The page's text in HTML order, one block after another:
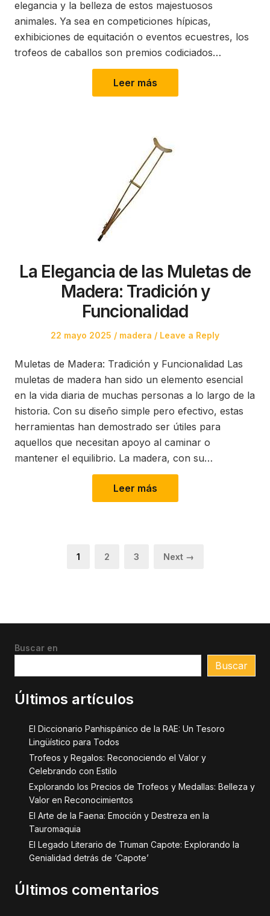
elegancia y la belleza de estos majestuosos
animales. Ya sea en competiciones hípicas,
exhibiciones de equitación o eventos ecuestres, los
trofeos de caballos son premios codiciados…
Leer más
La Elegancia de las Muletas de
Madera: Tradición y
Funcionalidad
Posted
22 mayo 2025
Posted
madera Leave a Reply
Muletas de Madera: Tradición y Funcionalidad Las
muletas de madera han sido un elemento esencial
en la vida diaria de muchas personas a lo largo de la
historia. Con su diseño simple pero efectivo, estas
herramientas han demostrado ser útiles para
aquellos que necesitan apoyo al caminar o
mantener el equilibrio. La madera, con su…
Leer más
Paginación
Page
1 Page
2 Page
3 Next →
Buscar en
Buscar
Últimos artículos
El Diccionario Panhispánico de la RAE: Un Tesoro
Lingüístico para Todos
Trofeos y Regalos: Reconociendo el Valor y
Celebrando con Estilo
Explorando los Precios de Trofeos y Medallas: Belleza y
Valor en Reconocimientos
El Arte de la Faena: Emoción y Destreza en la
Tauromaquia
El Legado Literario de Truman Capote: Explorando la
Genialidad detrás de ‘Capote’
Últimos comentarios